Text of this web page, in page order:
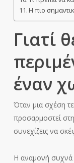
Η πιο
Γιατί
έναν
Όταν μια σχέση
προσαρμοστεί
συνεχίζεις να
Η αναμονή συχνά